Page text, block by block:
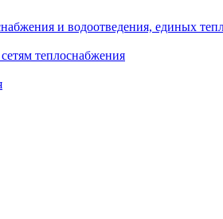
и водоотведения, единых
теплоснабжения